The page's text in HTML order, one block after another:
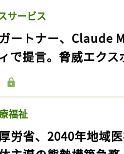
サービス
ガートナー、Claude
で提言。脅威エク
福祉
厚労省、2040年地域